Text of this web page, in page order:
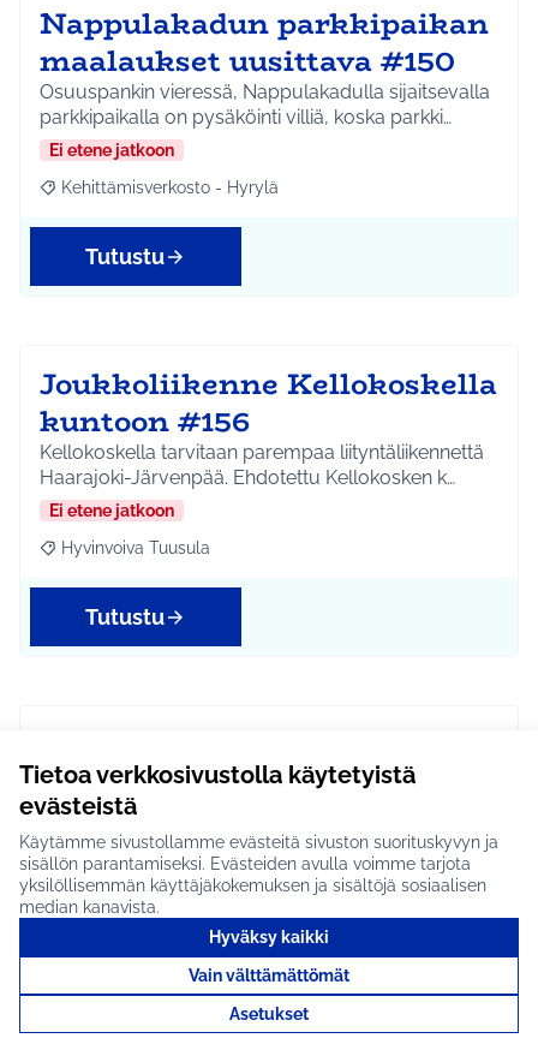
Tietoa verkkosivustolla käytetyistä
evästeistä
Käytämme sivustollamme evästeitä sivuston suorituskyvyn ja
sisällön parantamiseksi. Evästeiden avulla voimme tarjota
yksilöllisemmän käyttäjäkokemuksen ja sisältöjä sosiaalisen
median kanavista.
Hyväksy kaikki
Vain välttämättömät
Asetukset
Nappulakadun parkkipaikan
maalaukset uusittava #150
Osuuspankin vieressä, Nappulakadulla sijaitsevalla
parkkipaikalla on pysäköinti villiä, koska parkki…
Ei etene jatkoon
Rajaa tulokset aihepiirin mukaan: Kehittämisverkosto - Hyrylä
Kehittämisverkosto - Hyrylä
Tutustu
Joukkoliikenne Kellokoskella
kuntoon #156
Kellokoskella tarvitaan parempaa liityntäliikennettä
Haarajoki-Järvenpää. Ehdotettu Kellokosken k…
Ei etene jatkoon
Rajaa tulokset aihepiirin mukaan: Hyvinvoiva Tuusula
Hyvinvoiva Tuusula
Tutustu
tapahtumaviikko #272
Tuusulan järvellä järjestettäisiin tapahtumaviikko: -
Fjällbok uintikilpailu -Soutusuunnistusta kuv…
Etenee jatkoon
Rajaa tulokset aihepiirin mukaan: Hyvinvoiva Tuusula
Hyvinvoiva Tuusula